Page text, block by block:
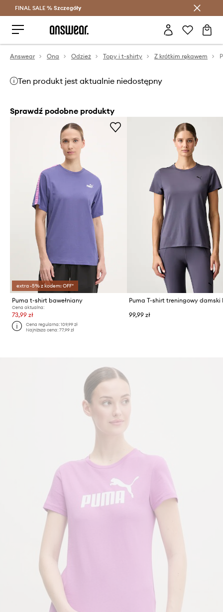
Oszczędzaj z Answear Club >
FINAL SALE % Szczegóły
Answear Ona Odzież Topy i t-shirty Z krótkim rękawem
Ten produkt jest aktualnie niedostępny
Sprawdź podobne produkty
extra -5% z kodem: OFF*
Puma t-shirt bawełniany
Cena aktualna:
73,99 zł
Cena regularna:109,99 zł
Najniższa cena:77,99 zł
99,99 zł